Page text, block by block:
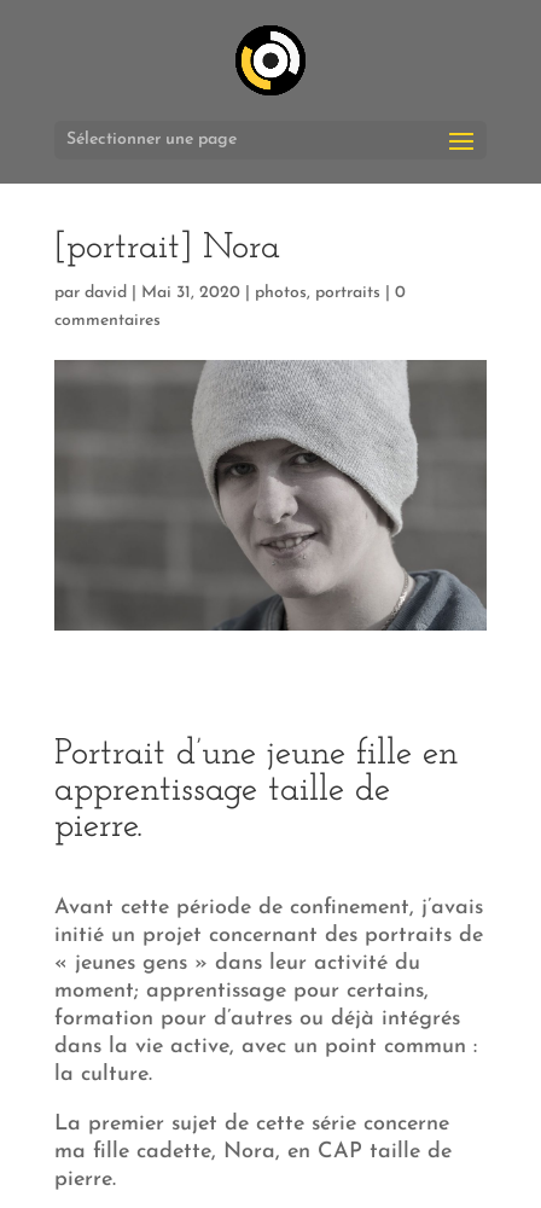
Sélectionner une page
[portrait] Nora
par david| Mai 31, 2020| photos, portraits
0
commentaires
Portrait d’une jeune fille en
apprentissage taille de
pierre.
Avant cette période de confinement, j’avais
initié un projet concernant des portraits de
« jeunes gens » dans leur activité du
moment; apprentissage pour certains,
formation pour d’autres ou déjà intégrés
dans la vie active, avec un point commun :
la culture.
La premier sujet de cette série concerne
ma fille cadette, Nora, en CAP taille de
pierre.